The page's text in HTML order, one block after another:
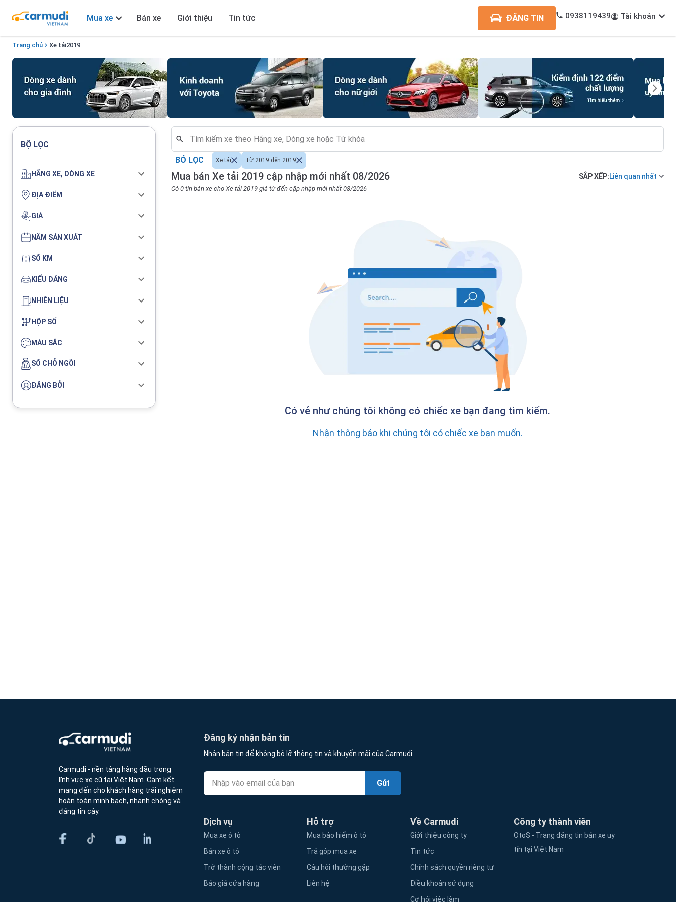
Mua xe Bán xe Giới thiệu Tin tức ĐĂNG TIN 0938119439 Tài khoản
Trang chủ Xe tải2019
BỘ LỌC
HÃNG XE, DÒNG XE
ĐỊA ĐIỂM
GIÁ
NĂM SẢN XUẤT
SỐ KM
KIỂU DÁNG
NHIÊN LIỆU
HỘP SỐ
MÀU SẮC
SỐ CHỖ NGỒI
ĐĂNG BỞI
Mua bán Xe tải 2019 cập nhập mới nhất 08/2026 SẮP XẾP:Liên quan nhất
Có 0 tin bán xe cho Xe tải 2019 giá từ đến cập nhập mới nhất 08/2026
BỎ LỌC Xe tải Từ 2019 đến 2019
Có vẻ như chúng tôi không có chiếc xe bạn đang tìm kiếm.
Nhận thông báo khi chúng tôi có chiếc xe bạn muốn.
Carmudi - nền tảng hàng đầu trong
lĩnh vực xe cũ tại Việt Nam. Cam kết
mang đến cho khách hàng trải nghiệm
hoàn toàn minh bạch, nhanh chóng và
đáng tin cậy.
Đăng ký nhận bản tin
Nhận bản tin để không bỏ lỡ thông tin và khuyến mãi của Carmudi
Gửi
Dịch vụ
Mua xe ô tô
Bán xe ô tô
Trở thành cộng tác viên
Báo giá cửa hàng
Hỗ trợ
Mua bảo hiểm ô tô
Trả góp mua xe
Câu hỏi thường gặp
Liên hệ
Về Carmudi
Giới thiệu công ty
Tin tức
Chính sách quyền riêng tư
Điều khoản sử dụng
Cơ hội việc làm
Công ty thành viên
OtoS - Trang đăng tin bán xe uy
tín tại Việt Nam